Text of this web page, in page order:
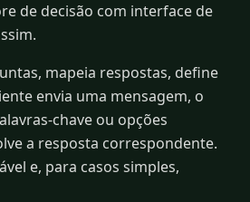
de decisão com interface de
mapeia respostas, define
envia uma mensagem, o
chave ou opções
a resposta correspondente.
e, para casos simples,